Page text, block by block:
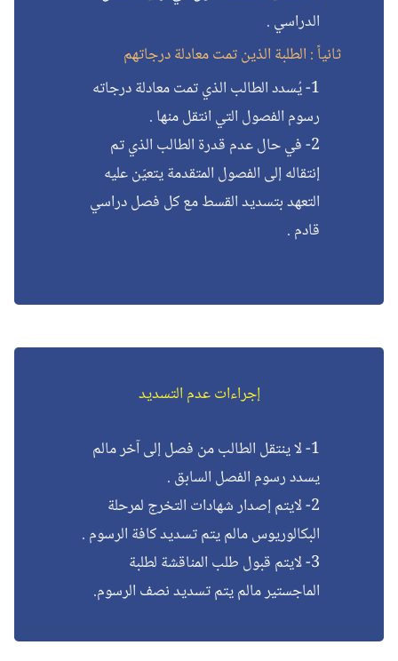
الدراسي .
ثانياً : الطلبة الذين تمت معادلة درجاتهم
1- يُسدد الطالب الذي تمت معادلة درجاته
رسوم الفصول التي انتقل منها .
2- في حال عدم قدرة الطالب الذي تم
إنتقاله إلى الفصول المتقدمة يتعيّن عليه
التعهد بتسديد القسط مع كل فصل دراسي
قادم .
إجراءات عدم التسديد
1- لا ينتقل الطالب من فصل إلى آخر مالم
يسدد رسوم الفصل السابق .
2- لايتم إصدار شهادات التخرج لمرحلة
البكالوريوس مالم يتم تسديد كافة الرسوم .
3- لايتم قبول طلب المناقشة لطلبة
الماجستير مالم يتم تسديد نصف الرسوم.